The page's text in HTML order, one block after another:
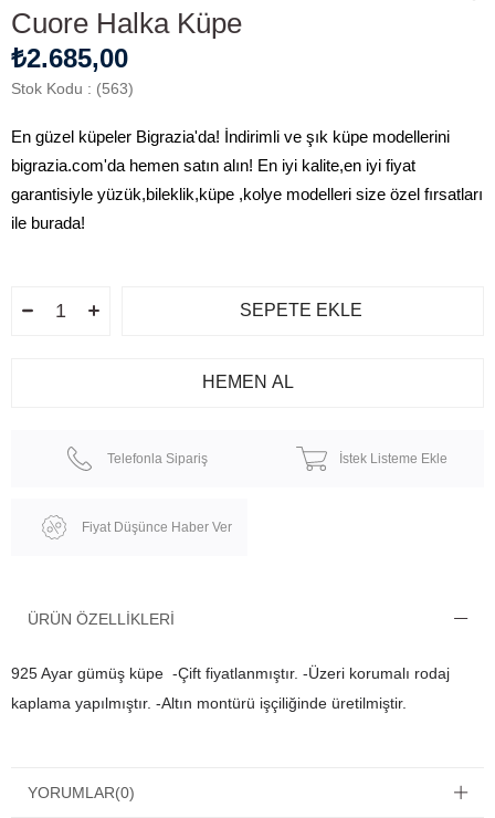
Cuore Halka Küpe
₺2.685,00
Stok Kodu (563)
En güzel küpeler Bigrazia'da! İndirimli ve şık küpe modellerini
bigrazia.com'da hemen satın alın! En iyi kalite,en iyi fiyat
garantisiyle yüzük,bileklik,küpe ,kolye modelleri size özel fırsatları
ile burada!
Telefonla Sipariş İstek Listeme Ekle
Fiyat Düşünce Haber Ver
ÜRÜN ÖZELLIKLERI
925 Ayar gümüş küpe -Çift fiyatlanmıştır. -Üzeri korumalı rodaj
kaplama yapılmıştır. -Altın montürü işçiliğinde üretilmiştir.
YORUMLAR(0)